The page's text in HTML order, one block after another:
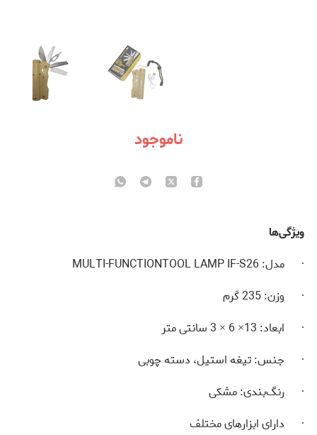
ناموجود
ویژگی‌ها
· مدل: MULTI-FUNCTIONTOOL LAMP IF-S26
· وزن: 235 گرم
· ابعاد: 13× 6 × 3 سانتی متر
· جنس: تیغه استیل، دسته چوبی
· رنگ‌بندی: مشکی
· دارای ابزارهای مختلف